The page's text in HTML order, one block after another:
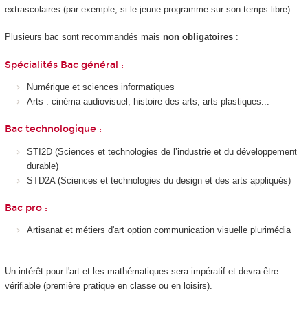
extrascolaires (par exemple, si le jeune programme sur son temps libre).
Plusieurs bac sont recommandés mais non obligatoires:
Spécialités Bac général :
Numérique et sciences informatiques
Arts : cinéma-audiovisuel, histoire des arts, arts plastiques...
Bac technologique :
STI2D (Sciences et technologies de l’industrie et du développement
durable)
STD2A (Sciences et technologies du design et des arts appliqués)
Bac pro :
Artisanat et métiers d'art option communication visuelle plurimédia
Un intérêt pour l'art et les mathématiques sera impératif et devra être
vérifiable (première pratique en classe ou en loisirs).